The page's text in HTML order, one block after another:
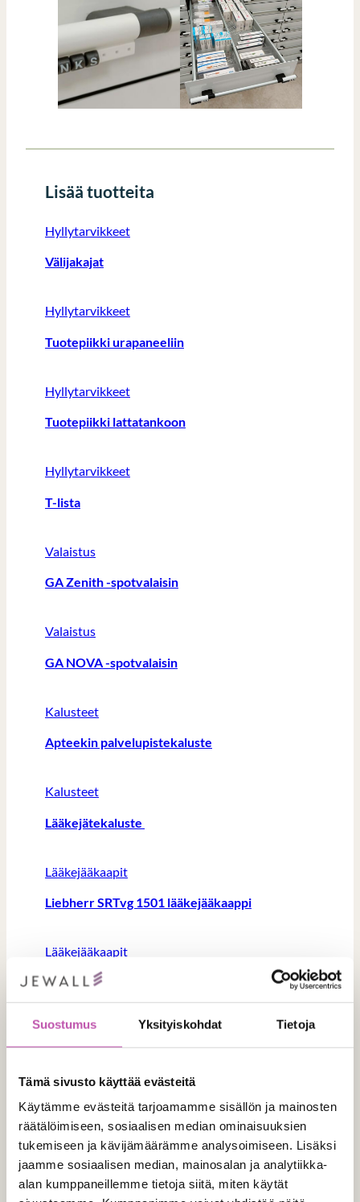
Suostumus Yksityiskohdat Tietoja
Tämä sivusto käyttää evästeitä
Käytämme evästeitä tarjoamamme sisällön ja mainosten
räätälöimiseen, sosiaalisen median ominaisuuksien
tukemiseen ja kävijämäärämme analysoimiseen. Lisäksi
jaamme sosiaalisen median, mainosalan ja analytiikka-
alan kumppaneillemme tietoja siitä, miten käytät
Lisää tuotteita
Hyllytarvikkeet
Välijakajat
Hyllytarvikkeet
Tuotepiikki urapaneeliin
Hyllytarvikkeet
Tuotepiikki lattatankoon
Hyllytarvikkeet
T-lista
Valaistus
GA Zenith -spotvalaisin
Valaistus
GA NOVA -spotvalaisin
Kalusteet
Apteekin palvelupistekaluste
Kalusteet
Lääkejätekaluste
Lääkejääkaapit
Liebherr SRTvg 1501 lääkejääkaappi
Lääkejääkaapit
Liebherr SRFvg 4001 lääkejääkaappi
Tilaa tuote
Tuotteen nimi (Pakollinen)